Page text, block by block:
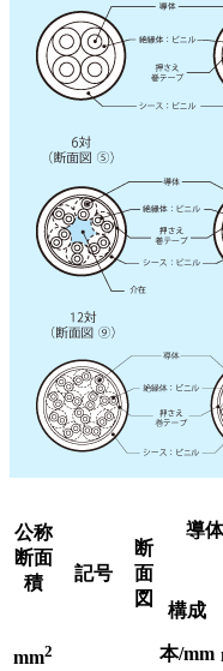
公称
断面
積
記号
断
面
図
導体
構成
mm2 本/mm